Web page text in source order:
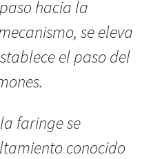
hacia la
se eleva
el paso del
faringe se
conocido